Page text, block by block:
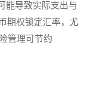
导致实际支出与
期权锁定汇率，尤
管理可节约